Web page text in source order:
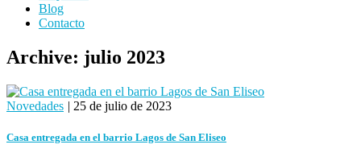
Blog
Contacto
Archive: julio 2023
Novedades | 25 de julio de 2023
Casa entregada en el barrio Lagos de San Eliseo